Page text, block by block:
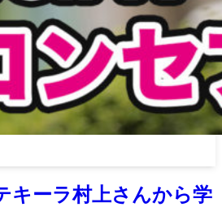
キーラ村上さんから学